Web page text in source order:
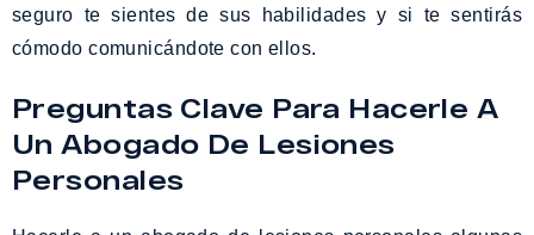
seguro te sientes de sus habilidades y si te sentirás
cómodo comunicándote con ellos.
Preguntas Clave Para Hacerle A
Un Abogado De Lesiones
Personales